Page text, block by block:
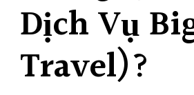
Dịch Vụ
Travel)?